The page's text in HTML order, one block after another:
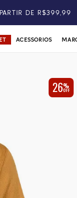
DE R$399,99
ACESSÓRIOS
26%
OFF